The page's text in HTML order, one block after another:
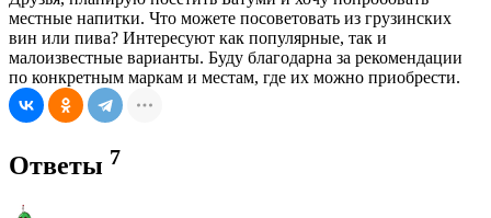
местные напитки. Что можете посоветовать из грузинских
вин или пива? Интересуют как популярные, так и
малоизвестные варианты. Буду благодарна за рекомендации
по конкретным маркам и местам, где их можно приобрести.
Ответы 7